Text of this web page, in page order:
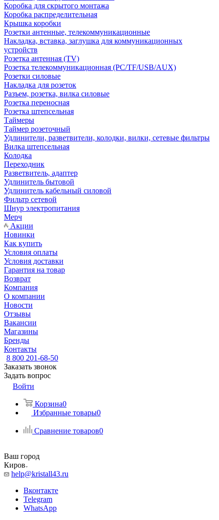
Коробка для скрытого монтажа
Коробка распределительная
Крышка коробки
Розетки антенные, телекоммуникационные
Накладка, вставка, заглушка для коммуникационных
устройств
Розетка антенная (TV)
Розетка телекоммуникационная (PC/TF/USB/AUX)
Розетки силовые
Накладка для розеток
Разъем, розетка, вилка силовые
Розетка переносная
Розетка штепсельная
Таймеры
Таймер розеточный
Удлинители, разветвители, колодки, вилки, сетевые фильтры
Вилка штепсельная
Колодка
Переходник
Разветвитель, адаптер
Удлинитель бытовой
Удлинитель кабельный силовой
Фильтр сетевой
Шнур электропитания
Мерч
Акции
Новинки
Как купить
Условия оплаты
Условия доставки
Гарантия на товар
Возврат
Компания
О компании
Новости
Отзывы
Вакансии
Магазины
Бренды
Контакты
8 800 201-68-50
Заказать звонок
Задать вопрос
Войти
Корзина0
Избранные товары0
Сравнение товаров0
Ваш город
Киров
help@kristall43.ru
Вконтакте
Telegram
WhatsApp